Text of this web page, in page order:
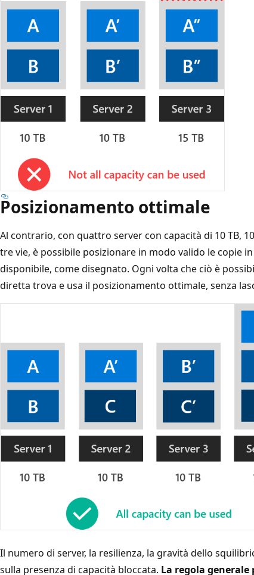
Posizionamento ottimale
Al contrario, con quattro server con capacità di 10 TB,
tre vie, è possibile posizionare in modo valido le copie
disponibile, come disegnato. Ogni volta che ciò è
diretta trova e usa il posizionamento ottimale, senza
Il numero di server, la resilienza, la gravità dello
sulla presenza di capacità bloccata. La regola